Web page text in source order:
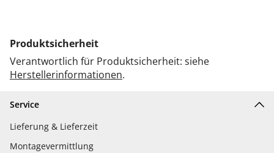
Produktsicherheit
Verantwortlich für Produktsicherheit: siehe
Herstellerinformationen.
Service
Lieferung & Lieferzeit
Montagevermittlung